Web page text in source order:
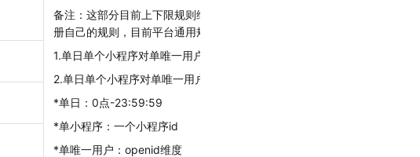
备注：这部分目前上下限规则维护在平台，后续会提供新能力实现开发者注
册自己的规则，目前平台通用规则如下
1.单日单个小程序对单唯一用户 可增加的积分上限3000，扣减上限1000
2.单日单个小程序对单唯一用户 可增加积分次数上限30 ，扣减次数上限10
*单日：0点-23:59:59
*单小程序：一个小程序id
*单唯一用户：openid维度